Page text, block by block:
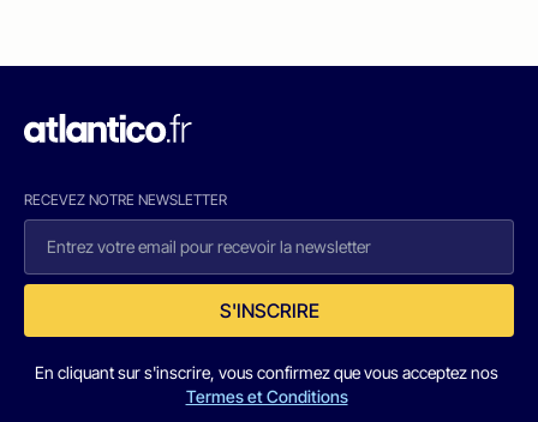
RECEVEZ NOTRE NEWSLETTER
S'INSCRIRE
En cliquant sur s'inscrire, vous confirmez que vous acceptez nos
Termes et Conditions